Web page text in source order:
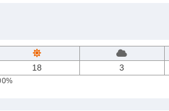
18 3